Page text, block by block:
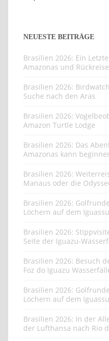
NEUESTE BEITRÄGE
Brasilien 2026: Ein
Amazonas und
Brasilien 2026:
Suche nach den Aras
Brasilien 2026:
Amazon Turtle Lodge
Brasilien 2026: Das
Amazonas kann
Brasilien 2026:
Manaus oder die
Brasilien 2026:
Löchern auf dem
Brasilien 2026:
Seite der Iguazu-
Brasilien 2026: Besuch
Foz do Iguazu
Brasilien 2026:
Löchern auf dem
Brasilien 2026: In der
der Lufthansa nach Rio